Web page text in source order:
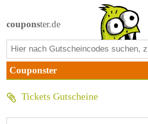
couponster.de
Tickets Gutscheine